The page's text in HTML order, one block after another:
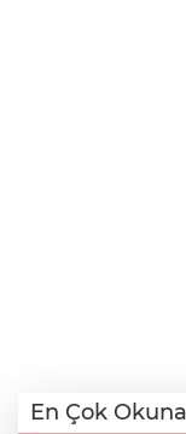
En Çok